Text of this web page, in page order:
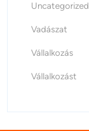
Uncategorized
Vadászat
Vállalkozás
Vállalkozást